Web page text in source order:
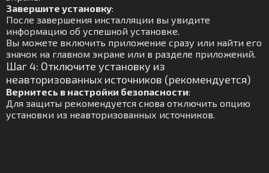
Завершите установку:
После завершения инсталляции вы увидите
информацию об успешной установке.
Вы можете включить приложение сразу или найти его
значок на главном экране или в разделе приложений.
Шаг 4: Отключите установку из
неавторизованных источников (рекомендуется)
Вернитесь в настройки безопасности:
Для защиты рекомендуется снова отключить опцию
установки из неавторизованных источников.